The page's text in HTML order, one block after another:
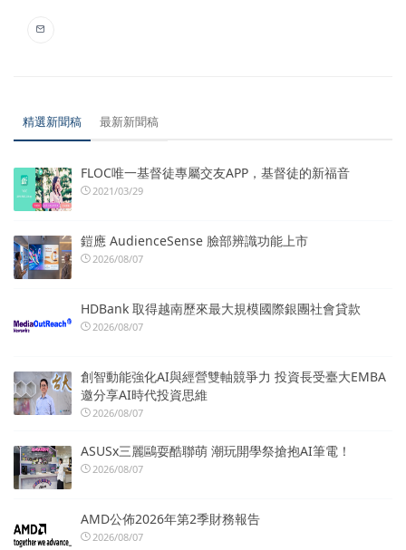
精選新聞稿 最新新聞稿
FLOC唯一基督徒專屬交友APP，基督徒的新福音
2021/03/29
鎧應 AudienceSense 臉部辨識功能上市
2026/08/07
HDBank 取得越南歷來最大規模國際銀團社會貸款
2026/08/07
創智動能強化AI與經營雙軸競爭力 投資長受臺大EMBA
邀分享AI時代投資思維
2026/08/07
ASUSx三麗鷗耍酷聯萌 潮玩開學祭搶抱AI筆電！
2026/08/07
AMD公佈2026年第2季財務報告
2026/08/07